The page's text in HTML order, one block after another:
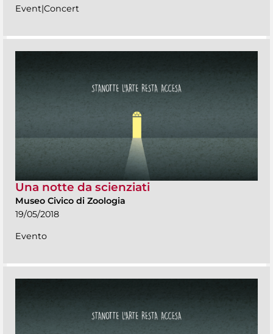
Event|Concert
Una notte da scienziati
Museo Civico di Zoologia
19/05/2018
Evento